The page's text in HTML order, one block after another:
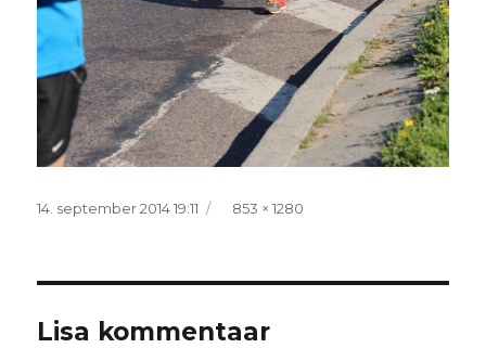
Postitatud
14. september 2014 19:11 Täissuurus
853 × 1280
Lisa kommentaar